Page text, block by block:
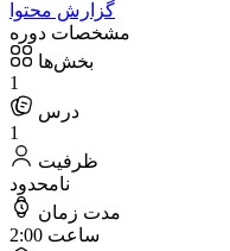
گزارش محتوا
مشخصات دوره
بخش‌ها
1
درس
1
ظرفیت
نامحدود
مدت زمان
2:00 ساعت